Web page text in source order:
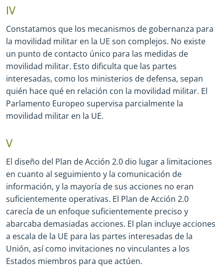
IV
Constatamos que los mecanismos de gobernanza para
la movilidad militar en la UE son complejos. No existe
un punto de contacto único para las medidas de
movilidad militar. Esto dificulta que las partes
interesadas, como los ministerios de defensa, sepan
quién hace qué en relación con la movilidad militar. El
Parlamento Europeo supervisa parcialmente la
movilidad militar en la UE.
V
El diseño del Plan de Acción 2.0 dio lugar a limitaciones
en cuanto al seguimiento y la comunicación de
información, y la mayoría de sus acciones no eran
suficientemente operativas. El Plan de Acción 2.0
carecía de un enfoque suficientemente preciso y
abarcaba demasiadas acciones. El plan incluye acciones
a escala de la UE para las partes interesadas de la
Unión, así como invitaciones no vinculantes a los
Estados miembros para que actúen.